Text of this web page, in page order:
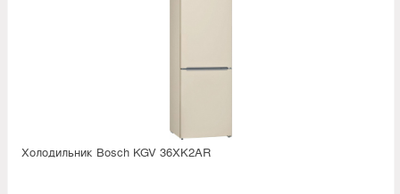
Холодильник Bosсh KGV 36XK2AR